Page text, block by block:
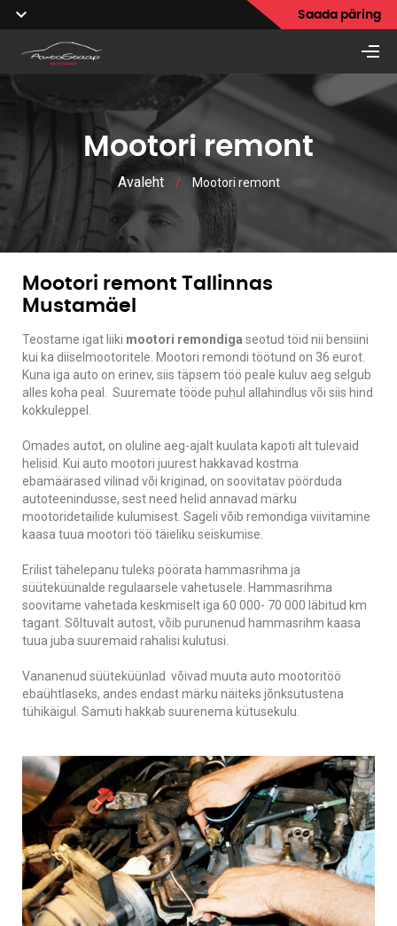
Saada päring
Mootori remont
Avaleht / Mootori remont
Mootori remont Tallinnas
Mustamäel
Teostame igat liiki mootori remondiga seotud töid nii bensiini
kui ka diiselmootoritele. Mootori remondi töötund on 36 eurot.
Kuna iga auto on erinev, siis täpsem töö peale kuluv aeg selgub
alles koha peal. Suuremate tööde puhul allahindlus või siis hind
kokkuleppel.
Omades autot, on oluline aeg-ajalt kuulata kapoti alt tulevaid
helisid. Kui auto mootori juurest hakkavad kostma
ebamäärased vilinad või kriginad, on soovitatav pöörduda
autoteenindusse, sest need helid annavad märku
mootoridetailide kulumisest. Sageli võib remondiga viivitamine
kaasa tuua mootori töö täieliku seiskumise.
Erilist tähelepanu tuleks pöörata hammasrihma ja
süüteküünalde regulaarsele vahetusele. Hammasrihma
soovitame vahetada keskmiselt iga 60 000- 70 000 läbitud km
tagant. Sõltuvalt autost, võib purunenud hammasrihm kaasa
tuua juba suuremaid rahalisi kulutusi.
Vananenud süüteküünlad võivad muuta auto mootoritöö
ebaühtlaseks, andes endast märku näiteks jõnksutustena
tühikäigul. Samuti hakkab suurenema kütusekulu.